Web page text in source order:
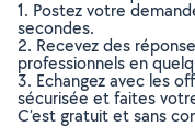
1. Postez votre
secondes.
2. Recevez des
professionnels en
3. Echangez avec les
sécurisée et faites
C’est gratuit et sans